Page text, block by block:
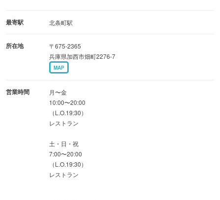
最寄駅 北条町駅
所在地
〒675-2365
兵庫県加西市畑町2276-7
MAP
営業時間
月〜金
10:00〜20:00
（L.O.19:30）
レストラン
土・日・祝
7:00〜20:00
（L.O.19:30）
レストラン